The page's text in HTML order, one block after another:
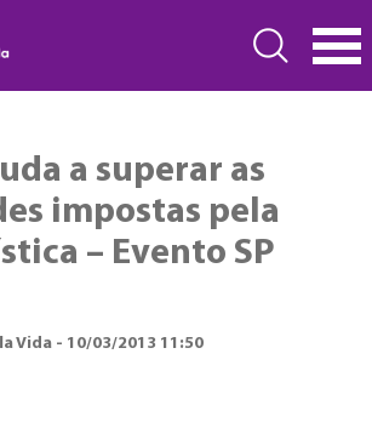
a superar as
impostas pela
– Evento SP
Vida - 10/03/2013 11:50